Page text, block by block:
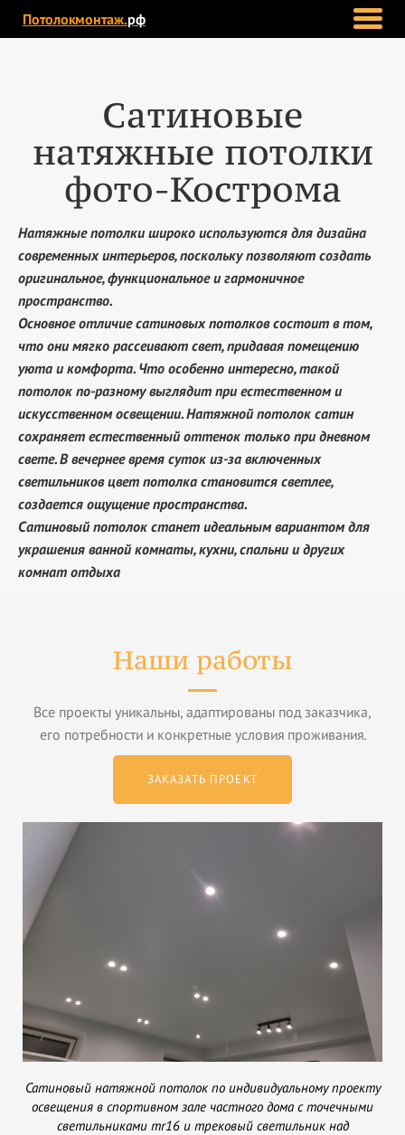
Потолокмонтаж.рф
Сатиновые
натяжные потолки
фото-Кострома
Натяжные потолки широко используются для дизайна
современных интерьеров, поскольку позволяют создать
оригинальное, функциональное и гармоничное
пространство.
Основное отличие сатиновых потолков состоит в том,
что они мягко рассеивают свет, придавая помещению
уюта и комфорта. Что особенно интересно, такой
потолок по-разному выглядит при естественном и
искусственном освещении. Натяжной потолок сатин
сохраняет естественный оттенок только при дневном
свете. В вечернее время суток из-за включенных
светильников цвет потолка становится светлее,
создается ощущение пространства.
Сатиновый потолок станет идеальным вариантом для
украшения ванной комнаты, кухни, спальни и других
комнат отдыха
Наши работы
Все проекты уникальны, адаптированы под заказчика,
его потребности и конкретные условия проживания.
ЗАКАЗАТЬ ПРОЕКТ
Сатиновый натяжной потолок по индивидуальному проекту
освещения в спортивном зале частного дома с точечными
светильниками mr16 и трековый светильник над